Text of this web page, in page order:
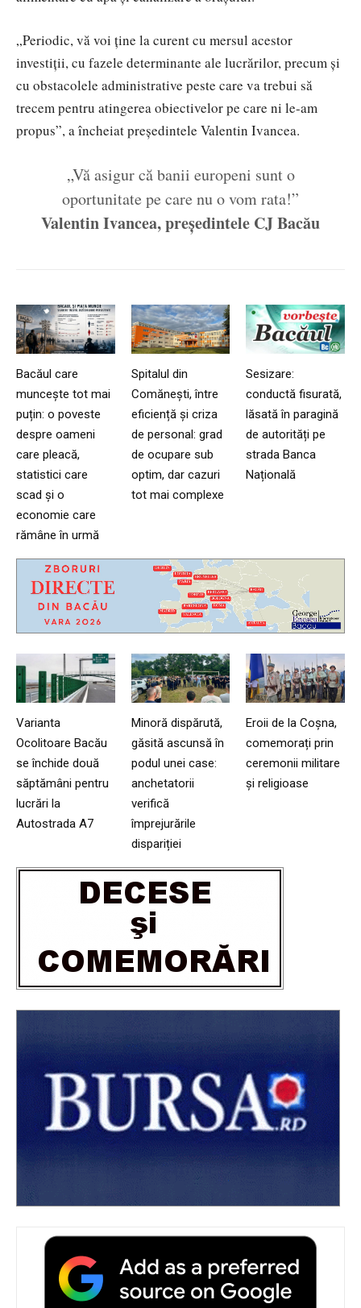
„Periodic, vă voi ține la curent cu mersul acestor
investiții, cu fazele determinante ale lucrărilor, precum și
cu obstacolele administrative peste care va trebui să
trecem pentru atingerea obiectivelor pe care ni le-am
propus”, a încheiat președintele Valentin Ivancea.
„Vă asigur că banii europeni sunt o
oportunitate pe care nu o vom rata!”
Valentin Ivancea, președintele CJ Bacău
Bacăul care
muncește tot mai
puțin: o poveste
despre oameni
care pleacă,
statistici care
scad și o
economie care
rămâne în urmă
Spitalul din
Comănești, între
eficiență și criza
de personal: grad
de ocupare sub
optim, dar cazuri
tot mai complexe
Sesizare:
conductă fisurată,
lăsată în paragină
de autorități pe
strada Banca
Națională
Varianta
Ocolitoare Bacău
se închide două
săptămâni pentru
lucrări la
Autostrada A7
Minoră dispărută,
găsită ascunsă în
podul unei case:
anchetatorii
verifică
împrejurările
dispariției
Eroii de la Coșna,
comemorați prin
ceremonii militare
și religioase